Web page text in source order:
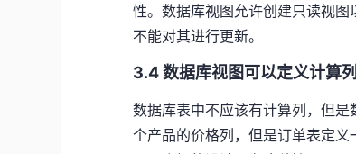
性。数据库视图允许创建只读视
不能对其进行更新。
3.4 数据库视图可以定义计算列
数据库表中不应该有计算列，但
个产品的价格列，但是订单表定